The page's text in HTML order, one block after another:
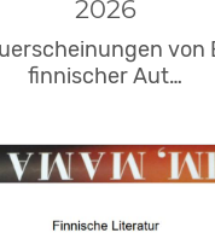
2026
von
finnischer Aut…